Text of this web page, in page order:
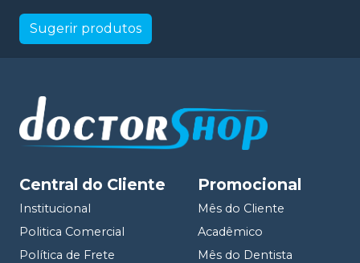
Sugerir produtos
Central do Cliente
Institucional
Politica Comercial
Política de Frete
Promocional
Mês do Cliente
Acadêmico
Mês do Dentista